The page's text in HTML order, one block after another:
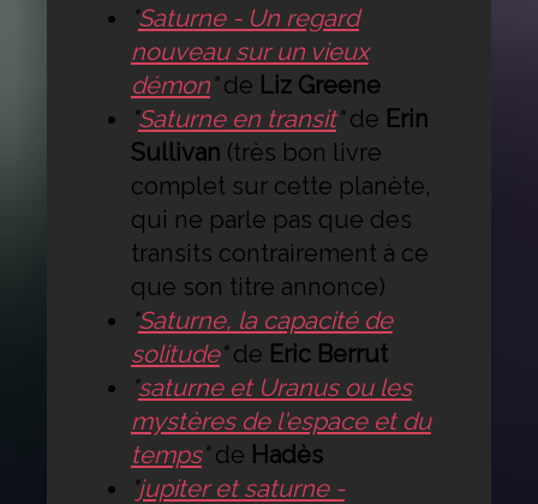
"Saturne - Un regard
nouveau sur un vieux
démon"de Liz Greene
"Saturne en transit"de Erin
Sullivan (très bon livre
complet sur cette planète,
qui ne parle pas que des
transits contrairement à ce
que son titre annonce)
"Saturne, la capacité de
solitude"de Eric Berrut
"saturne et Uranus ou les
mystères de l'espace et du
temps"de Hadès
"jupiter et saturne -